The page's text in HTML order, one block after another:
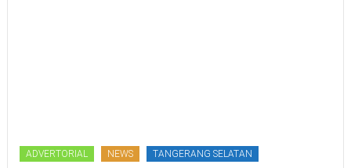
ADVERTORIAL NEWS TANGERANG SELATAN